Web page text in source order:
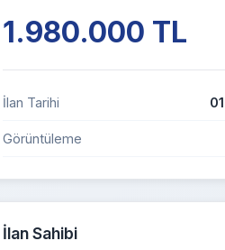
1.980.000 TL
İlan Tarihi
Görüntüleme
İlan Sahibi